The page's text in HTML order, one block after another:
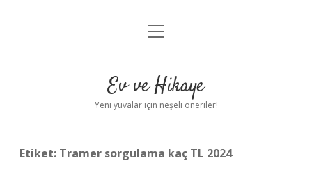
Anasayfa
Yasal Uyarı
menüyü
Ev ve Hikaye
Yeni yuvalar için neşeli öneriler!
Etiket: Tramer sorgulama kaç TL 2024